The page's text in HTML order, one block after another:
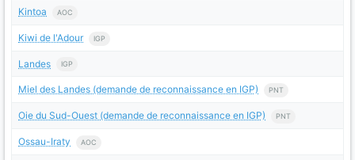
Kintoa AOC
Kiwi de l'Adour IGP
Landes IGP
Miel des Landes (demande de reconnaissance en IGP) PNT
Oie du Sud-Ouest (demande de reconnaissance en IGP) PNT
Ossau-Iraty AOC